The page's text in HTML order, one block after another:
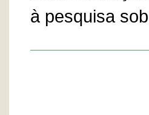
à pesquisa